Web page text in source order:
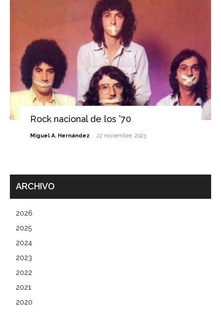
Rock nacional de los ’70
Miguel A. Hernández - 22 noviembre, 2023
ARCHIVO
2026
2025
2024
2023
2022
2021
2020